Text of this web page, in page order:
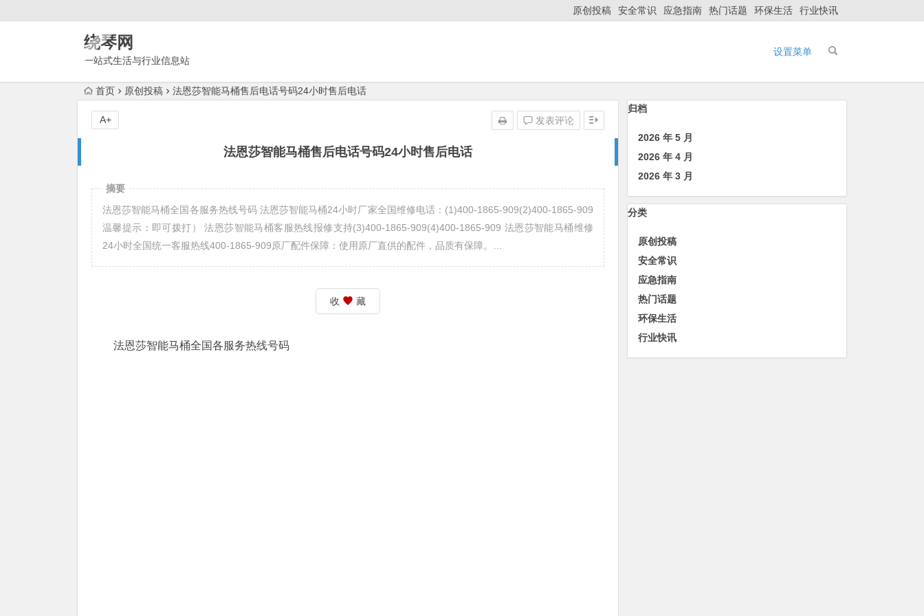
原创投稿 安全常识 应急指南 热门话题 环保生活 行业快讯
绕琴网
一站式生活与行业信息站
设置菜单
首页 原创投稿 法恩莎智能马桶售后电话号码24小时售后电话
法恩莎智能马桶售后电话号码24小时售后电话
发表评论
A+
摘要
法恩莎智能马桶全国各服务热线号码 法恩莎智能马桶24小时厂家全国维修电话：(1)400-1865-909(2)400-1865-909
温馨提示：即可拨打） 法恩莎智能马桶客服热线报修支持(3)400-1865-909(4)400-1865-909 法恩莎智能马桶维修
24小时全国统一客服热线400-1865-909原厂配件保障：使用原厂直供的配件，品质有保障。…
收 藏
法恩莎智能马桶全国各服务热线号码
归档
2026 年 5 月
2026 年 4 月
2026 年 3 月
分类
原创投稿
安全常识
应急指南
热门话题
环保生活
行业快讯